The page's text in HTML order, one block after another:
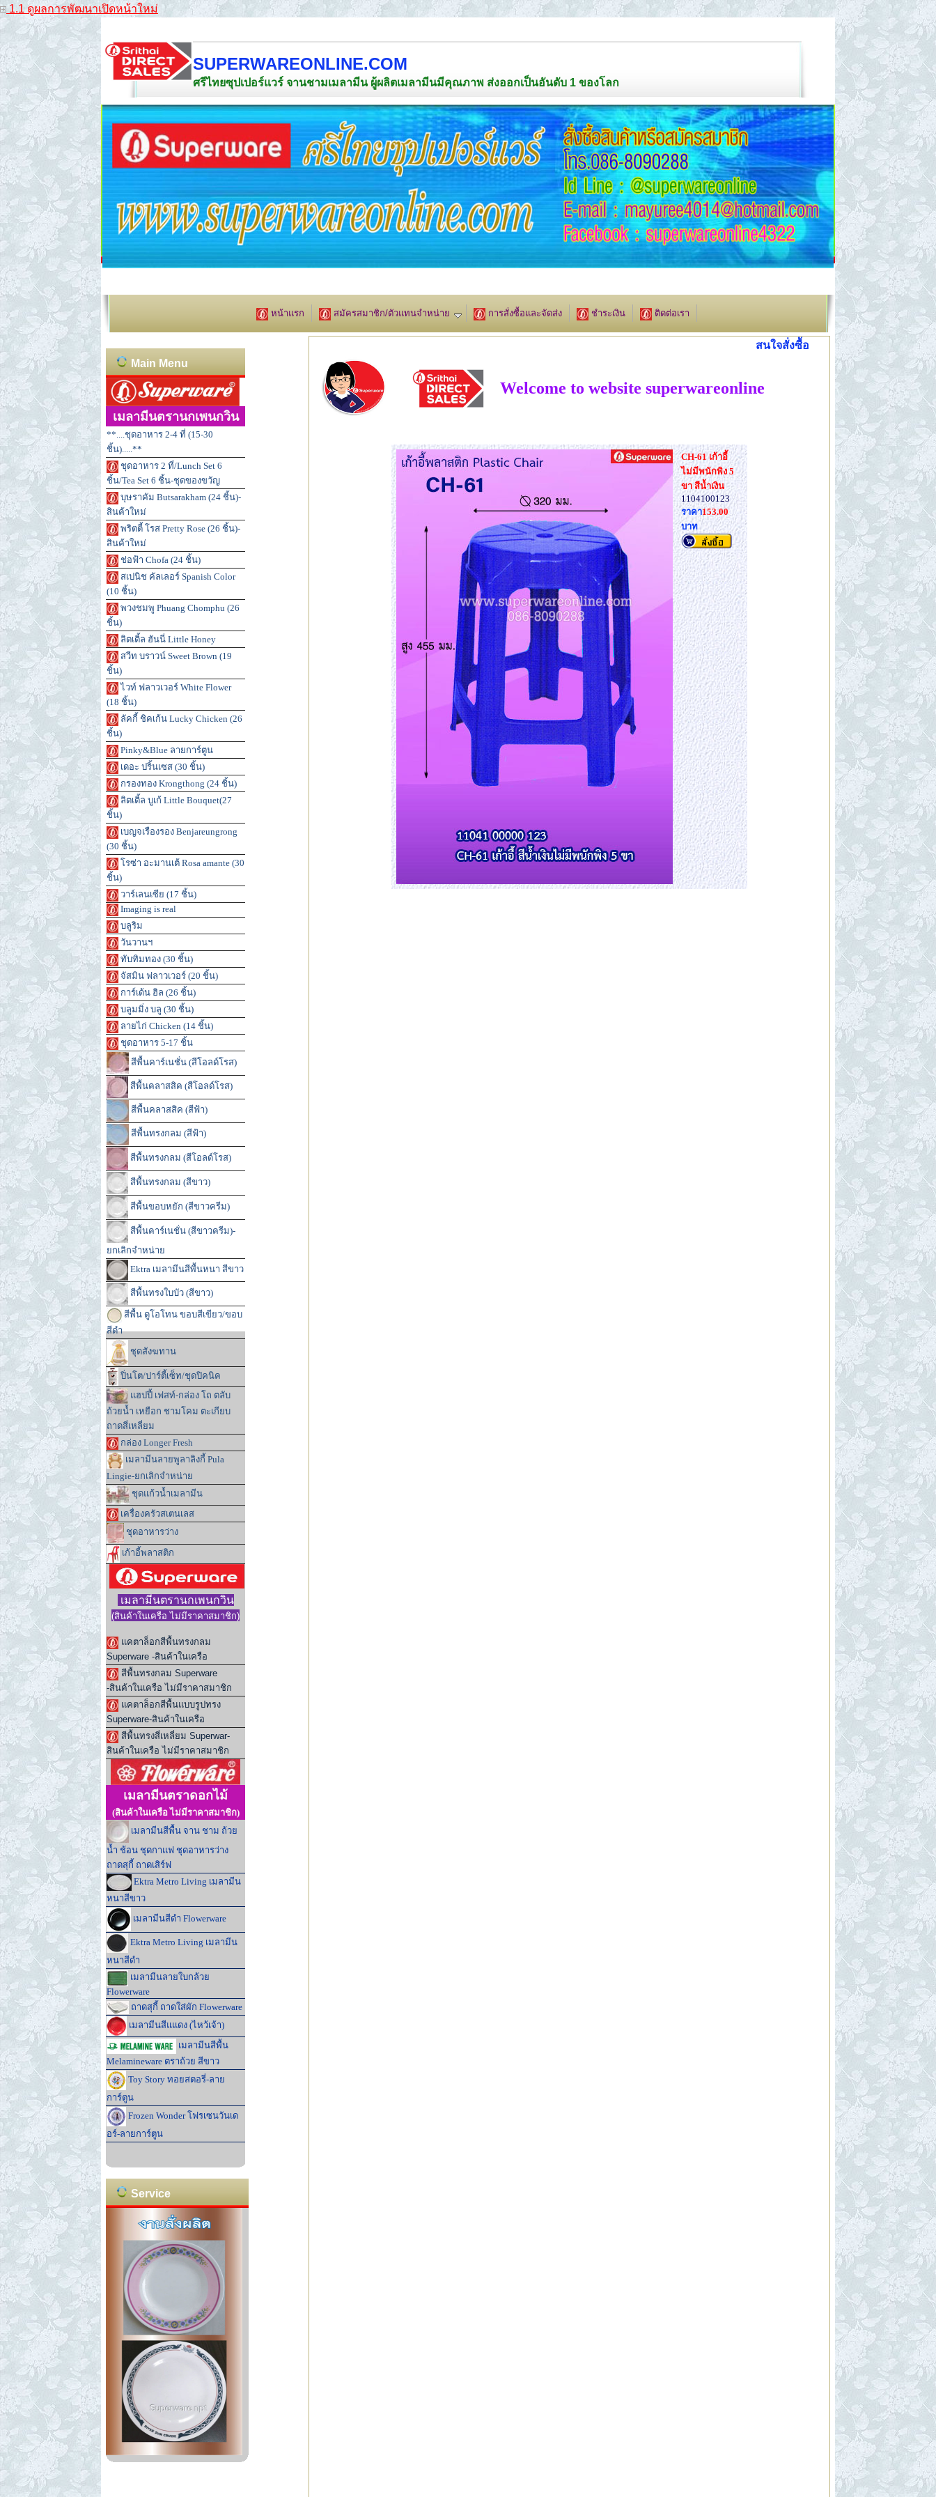
1.1 ดูผลการพัฒนาเปิดหน้าใหม่
SUPERWAREONLINE.COM
ศรีไทยซุปเปอร์แวร์ จานชามเมลามีน ผู้ผลิตเมลามีนมีคุณภาพ ส่งออกเป็นอันดับ 1 ของโลก
หน้าแรก สมัครสมาชิก/ตัวแทนจำหน่าย การสั่งซื้อและจัดส่ง ชำระเงิน ติดต่อเรา
Main Menu
เมลามีนตรานกเพนกวิน
**....ชุดอาหาร 2-4 ที่ (15-30
ชิ้น).....**
ชุดอาหาร 2 ที่/Lunch Set 6
ชิ้น/Tea Set 6 ชิ้น-ชุดของขวัญ
บุษราคัม Butsarakham (24 ชิ้น)-
สินค้าใหม่
พริตตี้ โรส Pretty Rose (26 ชิ้น)-
สินค้าใหม่
ช่อฟ้า Chofa (24 ชิ้น)
สเปนิช คัลเลอร์ Spanish Color
(10 ชิ้น)
พวงชมพู Phuang Chomphu (26
ชิ้น)
ลิตเติ้ล ฮันนี่ Little Honey
สวีท บราวน์ Sweet Brown (19
ชิ้น)
ไวท์ ฟลาวเวอร์ White Flower
(18 ชิ้น)
ลัคกี้ ชิคเก้น Lucky Chicken (26
ชิ้น)
Pinky&Blue ลายการ์ตูน
เดอะ ปริ้นเซส (30 ชิ้น)
กรองทอง Krongthong (24 ชิ้น)
ลิตเติ้ล บูเก้ Little Bouquet(27
ชิ้น)
เบญจเรืองรอง Benjareungrong
(30 ชิ้น)
โรซ่า อะมานเต้ Rosa amante (30
ชิ้น)
วาร์เลนเซีย (17 ชิ้น)
Imaging is real
บลูริม
วันวานฯ
ทับทิมทอง (30 ชิ้น)
จัสมิน ฟลาวเวอร์ (20 ชิ้น)
การ์เด้น ฮิล (26 ชิ้น)
บลูมมิ่ง บลู (30 ชิ้น)
ลายไก่ Chicken (14 ชิ้น)
ชุดอาหาร 5-17 ชิ้น
สีพื้นคาร์เนชั่น (สีโอลด์โรส)
สีพื้นคลาสสิค (สีโอลด์โรส)
สีพื้นคลาสสิค (สีฟ้า)
สีพื้นทรงกลม (สีฟ้า)
สีพื้นทรงกลม (สีโอลด์โรส)
สีพื้นทรงกลม (สีขาว)
สีพื้นขอบหยัก (สีขาวครีม)
สีพื้นคาร์เนชั่น (สีขาวครีม)-
ยกเลิกจำหน่าย
Ektra เมลามีนสีพื้นหนา สีขาว
สีพื้นทรงใบบัว (สีขาว)
สีพื้น ดูโอโทน ขอบสีเขียว/ขอบ
สีดำ
ชุดสังฆทาน
ปิ่นโต/ปาร์ตี้เซ็ท/ชุดปิคนิค
แฮปปี้ เฟสท์-กล่อง โถ ตลับ
ถ้วยน้ำ เหยือก ชามโคม ตะเกียบ
ถาดสี่เหลี่ยม
กล่อง Longer Fresh
เมลามีนลายพูลาลิงกี้ Pula
Lingie-ยกเลิกจำหน่าย
ชุดแก้วน้ำเมลามีน
เครื่องครัวสเตนเลส
ชุดอาหารว่าง
เก้าอี้พลาสติก
เมลามีนตรานกเพนกวิน
(สินค้าในเครือ ไม่มีราคาสมาชิก)
แคตาล็อกสีพื้นทรงกลม
Superware -สินค้าในเครือ
สีพื้นทรงกลม Superware
-สินค้าในเครือ ไม่มีราคาสมาชิก
แคตาล็อกสีพื้นแบบรูปทรง
Superware-สินค้าในเครือ
สีพื้นทรงสี่เหลี่ยม Superwar-
สินค้าในเครือ ไม่มีราคาสมาชิก
เมลามีนตราดอกไม้
(สินค้าในเครือ ไม่มีราคาสมาชิก)
เมลามีนสีพื้น จาน ชาม ถ้วย
น้ำ ช้อน ชุดกาแฟ ชุดอาหารว่าง
ถาดสุกี้ ถาดเสิร์ฟ
Ektra Metro Living เมลามีน
หนาสีขาว
เมลามีนสีดำ Flowerware
Ektra Metro Living เมลามีน
หนาสีดำ
เมลามีนลายใบกล้วย
Flowerware
ถาดสุกี้ ถาดใส่ผัก Flowerware
เมลามีนสีแแดง (ไหว้เจ้า)
เมลามีนสีพื้น
Melamineware ตราถ้วย สีขาว
Toy Story ทอยสตอรี่-ลาย
การ์ตูน
Frozen Wonder โฟรเซนวันเด
อร์-ลายการ์ตูน
Service
สนใจสั่งซื้อ สมัครสมาชิก หรือร่วมทีมง
Welcome to website superwareonline
CH-61 เก้าอี้
ไม่มีพนักพิง 5
ขา สีน้ำเงิน
1104100123
ราคา153.00
บาท